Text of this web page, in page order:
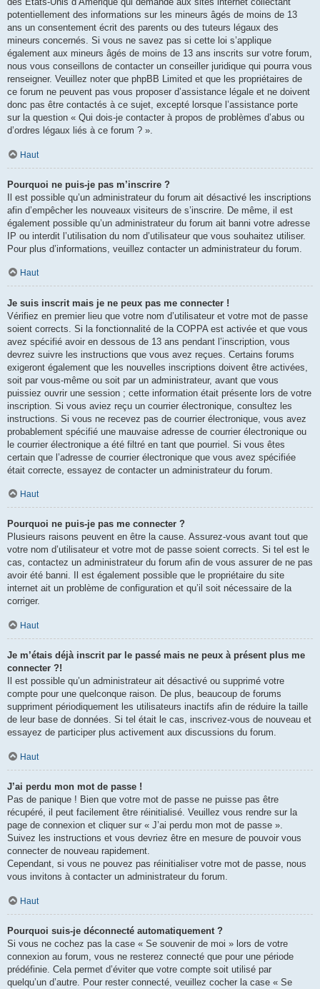
potentiellement des informations sur les mineurs âgés de moins de 13
ans un consentement écrit des parents ou des tuteurs légaux des
mineurs concernés. Si vous ne savez pas si cette loi s’applique
également aux mineurs âgés de moins de 13 ans inscrits sur votre forum,
nous vous conseillons de contacter un conseiller juridique qui pourra vous
renseigner. Veuillez noter que phpBB Limited et que les propriétaires de
ce forum ne peuvent pas vous proposer d’assistance légale et ne doivent
donc pas être contactés à ce sujet, excepté lorsque l’assistance porte
sur la question « Qui dois-je contacter à propos de problèmes d’abus ou
d’ordres légaux liés à ce forum ? ».
Haut
Pourquoi ne puis-je pas m’inscrire ?
Il est possible qu’un administrateur du forum ait désactivé les inscriptions
afin d’empêcher les nouveaux visiteurs de s’inscrire. De même, il est
également possible qu’un administrateur du forum ait banni votre adresse
IP ou interdit l’utilisation du nom d’utilisateur que vous souhaitez utiliser.
Pour plus d’informations, veuillez contacter un administrateur du forum.
Haut
Je suis inscrit mais je ne peux pas me connecter !
Vérifiez en premier lieu que votre nom d’utilisateur et votre mot de passe
soient corrects. Si la fonctionnalité de la COPPA est activée et que vous
avez spécifié avoir en dessous de 13 ans pendant l’inscription, vous
devrez suivre les instructions que vous avez reçues. Certains forums
exigeront également que les nouvelles inscriptions doivent être activées,
soit par vous-même ou soit par un administrateur, avant que vous
puissiez ouvrir une session ; cette information était présente lors de votre
inscription. Si vous aviez reçu un courrier électronique, consultez les
instructions. Si vous ne recevez pas de courrier électronique, vous avez
probablement spécifié une mauvaise adresse de courrier électronique ou
le courrier électronique a été filtré en tant que pourriel. Si vous êtes
certain que l’adresse de courrier électronique que vous avez spécifiée
était correcte, essayez de contacter un administrateur du forum.
Haut
Pourquoi ne puis-je pas me connecter ?
Plusieurs raisons peuvent en être la cause. Assurez-vous avant tout que
votre nom d’utilisateur et votre mot de passe soient corrects. Si tel est le
cas, contactez un administrateur du forum afin de vous assurer de ne pas
avoir été banni. Il est également possible que le propriétaire du site
internet ait un problème de configuration et qu’il soit nécessaire de la
corriger.
Haut
Je m’étais déjà inscrit par le passé mais ne peux à présent plus me
connecter ?!
Il est possible qu’un administrateur ait désactivé ou supprimé votre
compte pour une quelconque raison. De plus, beaucoup de forums
suppriment périodiquement les utilisateurs inactifs afin de réduire la taille
de leur base de données. Si tel était le cas, inscrivez-vous de nouveau et
essayez de participer plus activement aux discussions du forum.
Haut
J’ai perdu mon mot de passe !
Pas de panique ! Bien que votre mot de passe ne puisse pas être
récupéré, il peut facilement être réinitialisé. Veuillez vous rendre sur la
page de connexion et cliquer sur « J’ai perdu mon mot de passe ».
Suivez les instructions et vous devriez être en mesure de pouvoir vous
connecter de nouveau rapidement.
Cependant, si vous ne pouvez pas réinitialiser votre mot de passe, nous
vous invitons à contacter un administrateur du forum.
Haut
Pourquoi suis-je déconnecté automatiquement ?
Si vous ne cochez pas la case « Se souvenir de moi » lors de votre
connexion au forum, vous ne resterez connecté que pour une période
prédéfinie. Cela permet d’éviter que votre compte soit utilisé par
quelqu’un d’autre. Pour rester connecté, veuillez cocher la case « Se